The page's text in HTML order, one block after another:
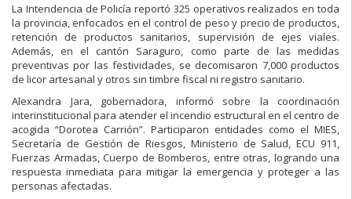
La Intendencia de Policía reportó 325 operativos realizados en toda
la provincia, enfocados en el control de peso y precio de productos,
retención de productos sanitarios, supervisión de ejes viales.
Además, en el cantón Saraguro, como parte de las medidas
preventivas por las festividades, se decomisaron 7,000 productos
de licor artesanal y otros sin timbre fiscal ni registro sanitario.
Alexandra Jara, gobernadora, informó sobre la coordinación
interinstitucional para atender el incendio estructural en el centro de
acogida “Dorotea Carrión”. Participaron entidades como el MIES,
Secretaría de Gestión de Riesgos, Ministerio de Salud, ECU 911,
Fuerzas Armadas, Cuerpo de Bomberos, entre otras, logrando una
respuesta inmediata para mitigar la emergencia y proteger a las
personas afectadas.